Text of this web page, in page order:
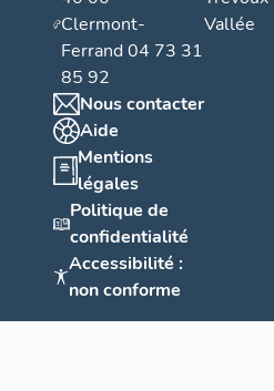
Clermont-
Ferrand 04 73 31
85 92
Nous contacter
Aide
Mentions
légales
Politique de
confidentialité
Accessibilité :
non conforme
Vallée